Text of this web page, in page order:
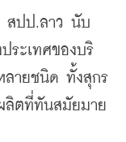
สปป.ลาว นับ
ระเทศของบริ
ลายชนิด ทั้งสุกร
ลิตที่ทันสมัยมาย